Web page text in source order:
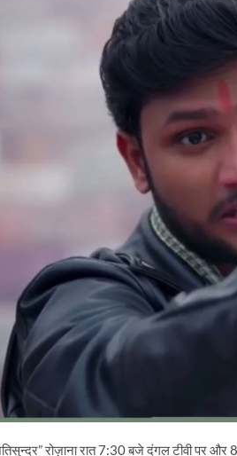
रोज़ाना रात 7:30 बजे दंगल टीवी पर और